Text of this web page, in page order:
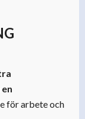
för arbete och